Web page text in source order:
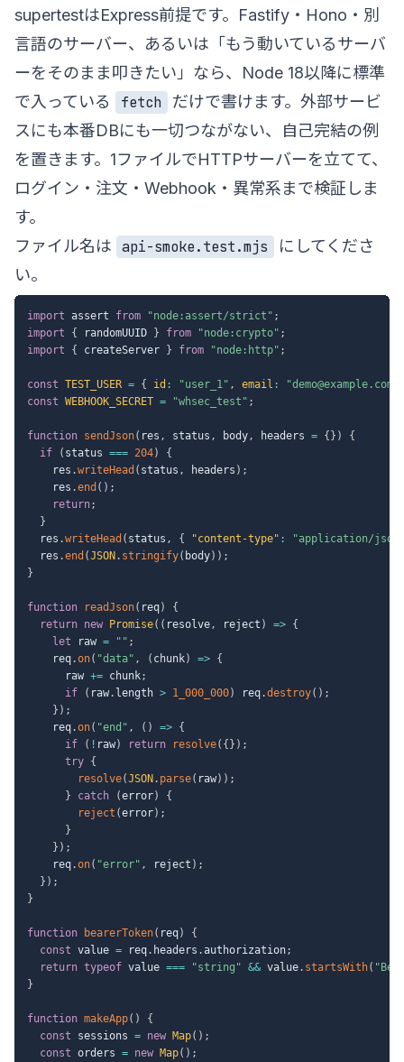
supertestはExpress前提です。Fastify・Hono・別
言語のサーバー、あるいは「もう動いているサーバ
ーをそのまま叩きたい」なら、Node 18以降に標準
で入っている
fetch
だけで書けます。外部サービ
スにも本番DBにも一切つながない、自己完結の例
を置きます。1ファイルでHTTPサーバーを立てて、
ログイン・注文・Webhook・異常系まで検証しま
す。
ファイル名は api-smoke.test.mjs
にしてくださ
い。
import assert from "node:assert/strict" ;
import
{ randomUUID } from "node:crypto" ;
import
{ createServer } from "node:http" ;
const TEST_USER = { id : "user_1" , email : "demo@example.com"
const WEBHOOK_SECRET = "whsec_test" ;
function sendJson( res , status , body, headers = { } )
{
if
( status === 204)
{
    res
.writeHead ( status , headers ) ;
    res
.end ( ) ;
return;
}
  res
.writeHead ( status , { "content-type" :
"application/
  res
.end (JSON . stringify( body) ) ;
}
function readJson( req)
{
return new Promise( ( resolve, reject ) => {
let raw = "" ;
    req
.on( "data" , ( chunk) => {
      raw
+= chunk;
if
( raw. length > 1_000_000) req.destroy( ) ;
} ) ;
    req
.on( "end" , ( ) => {
if
( ! raw) return resolve( { } ) ;
try {
resolve(JSON . parse( raw) ) ;
}
catch (error)
{
reject (error) ;
}
} ) ;
    req
.on( "error" , reject ) ;
} ) ;
}
function bearerToken( req)
{
const value = req. headers .authorization;
return typeof value === "string" && value. startsWith(
}
function makeApp( )
{
const sessions = new Map( ) ;
const orders = new Map( ) ;